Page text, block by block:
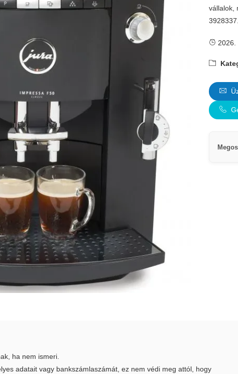
vállalok,
3928337.
2026.
ha nem ismeri.
adatait vagy bankszámlaszámát, ez nem védi meg attól, hogy